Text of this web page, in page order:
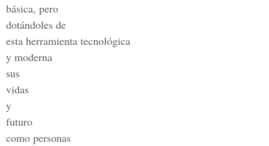
básica, pero
dotándoles de
esta herramienta tecnológica
y moderna
sus
vidas
y
futuro
como personas